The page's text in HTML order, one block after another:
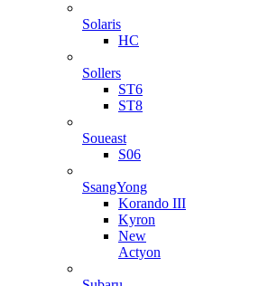
Solaris
HC
Sollers
ST6
ST8
Soueast
S06
SsangYong
Korando III
Kyron
New
Actyon